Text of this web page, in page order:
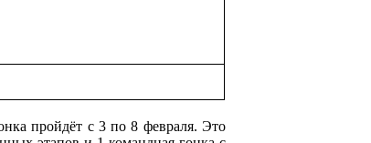
пройдёт с 3 по 8 февраля. Это